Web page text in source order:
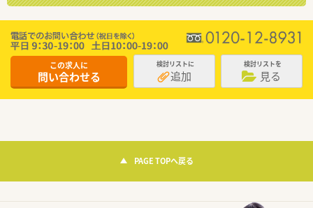
この求人に
問い合わせる
検討リストに
追加
検討リストを
見る
PAGE TOPへ戻る